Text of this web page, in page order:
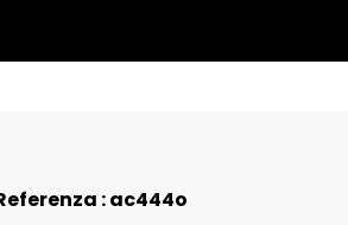
: ac444o